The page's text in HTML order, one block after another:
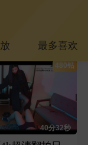
最多喜欢
480钻
40分32秒